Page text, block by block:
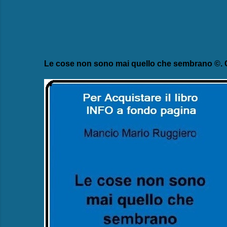
Le cose non sono mai quello che sembrano ©.